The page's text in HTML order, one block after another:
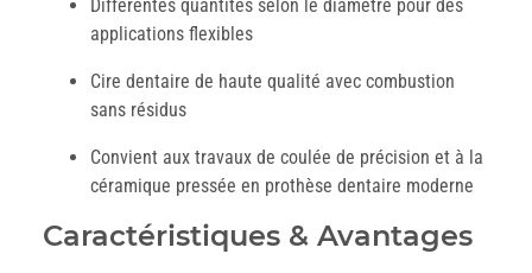
Différentes quantités selon le diamètre pour des
applications flexibles
Cire dentaire de haute qualité avec combustion
sans résidus
Convient aux travaux de coulée de précision et à la
céramique pressée en prothèse dentaire moderne
Caractéristiques & Avantages